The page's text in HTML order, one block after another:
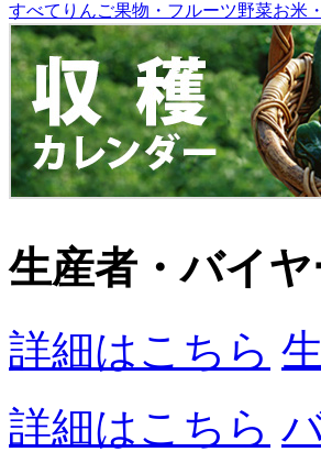
すべて りんご果物・フルーツ野菜お米
生産者・バイ
詳細はこちら
詳細はこちら